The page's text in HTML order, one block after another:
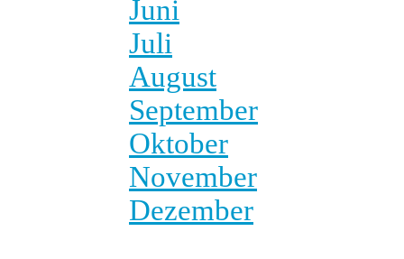
Juni
Juli
August
September
Oktober
November
Dezember